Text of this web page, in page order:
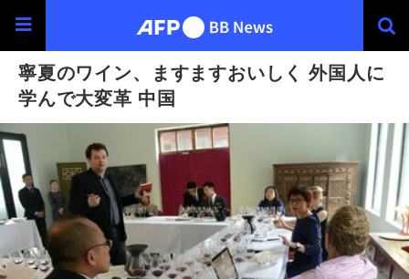
寧夏のワイン、ますますおいしく 外国人に
学んで大変革 中国